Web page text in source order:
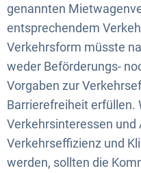
genannten
entsprechendem
Verkehrsform müsste
weder Beförderungs-
Vorgaben zur
Barrierefreiheit erfüllen.
Verkehrsinteressen und
Verkehrseffizienz und
werden, sollten die